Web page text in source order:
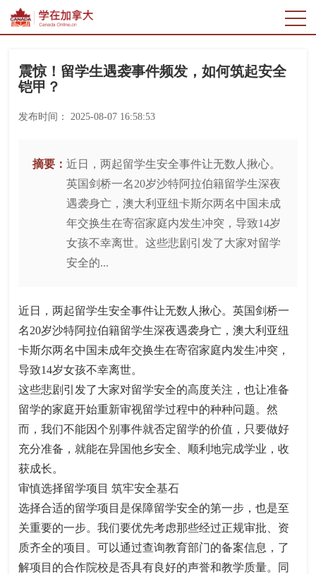
震惊！留学生遇袭事件频发，如何筑起安全
铠甲？
发布时间： 2025-08-07 16:58:53
摘要：近日，两起留学生安全事件让无数人揪心。
英国剑桥一名20岁沙特阿拉伯籍留学生深夜
遇袭身亡，澳大利亚纽卡斯尔两名中国未成
年交换生在寄宿家庭内发生冲突，导致14岁
女孩不幸离世。这些悲剧引发了大家对留学
安全的...
近日，两起留学生安全事件让无数人揪心。英国剑桥一
名20岁沙特阿拉伯籍留学生深夜遇袭身亡，澳大利亚纽
卡斯尔两名中国未成年交换生在寄宿家庭内发生冲突，
导致14岁女孩不幸离世。
这些悲剧引发了大家对留学安全的高度关注，也让准备
留学的家庭开始重新审视留学过程中的种种问题。然
而，我们不能因个别事件就否定留学的价值，只要做好
充分准备，就能在异国他乡安全、顺利地完成学业，收
获成长。
审慎选择留学项目 筑牢安全基石
选择合适的留学项目是保障留学安全的第一步，也是至
关重要的一步。我们要优先考虑那些经过正规审批、资
质齐全的项目。可以通过查询教育部门的备案信息，了
解项目的合作院校是否具有良好的声誉和教学质量。同